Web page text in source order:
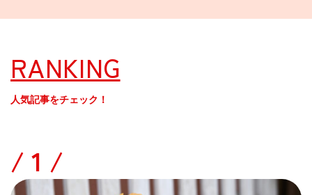
RANKING
人気記事をチェック！
/